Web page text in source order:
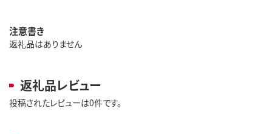
注意書き
返礼品はありません
返礼品レビュー
投稿されたレビューは0件です。